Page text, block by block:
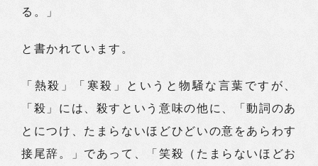
る。」
と書かれています。
「熱殺」「寒殺」というと物騒な言葉ですが、
「殺」には、殺すという意味の他に、「動詞のあ
とにつけ、たまらないほどひどいの意をあらわす
接尾辞。」であって、「笑殺（たまらないほどお